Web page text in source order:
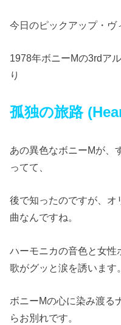
今日のピックアップ・ヴ
1978年ボニーMの3rdア
り
孤独の旅路
あの異色なボニーMが、
ってて、
後で知ったのですが、オ
曲なんですね。
ハーモニカの音色と女性
歌がグッと涙を誘います。
ボニーMの心に染み渡る
らお別れです。